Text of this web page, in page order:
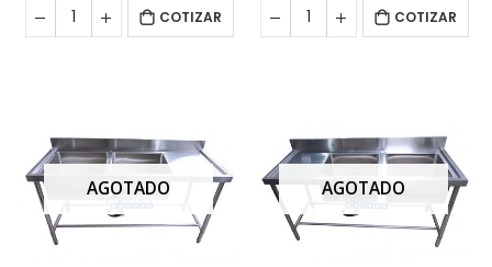
COTIZAR COTIZAR
AGOTADO AGOTADO